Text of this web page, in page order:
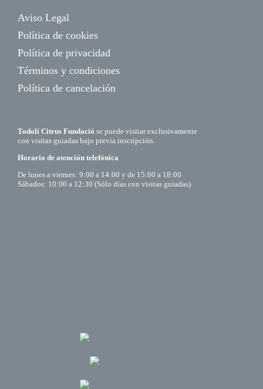
Aviso Legal
Política de cookies
Política de privacidad
Términos y condiciones
Política de cancelación
Todolí Citrus Fundació se puede visitar exclusivamente
con visitas guiadas bajo previa inscripción.
Horario de atención telefónica
De lunes a viernes: 9:00 a 14:00 y de 15:00 a 18:00
Sábados: 10:00 a 12:30 (Sólo días con visitas guiadas)